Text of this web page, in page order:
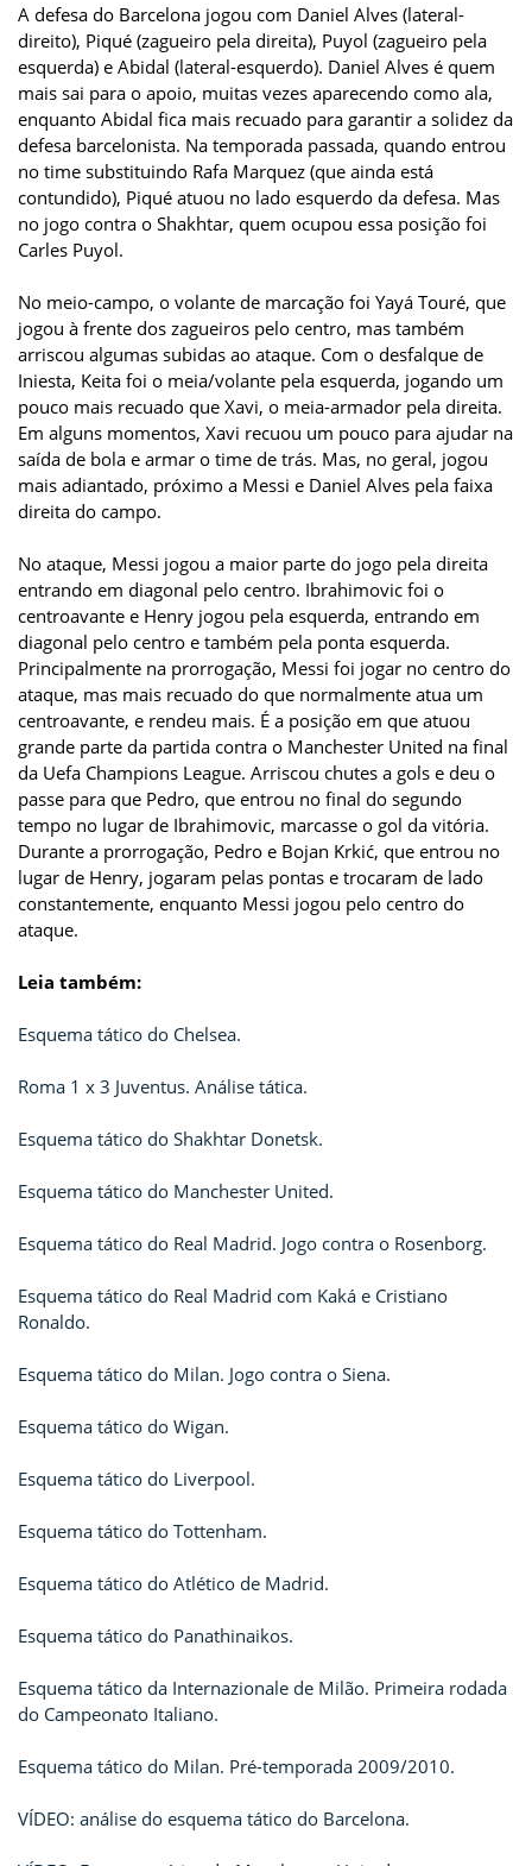
A defesa do Barcelona jogou com Daniel Alves (lateral-
direito), Piqué (zagueiro pela direita), Puyol (zagueiro pela
esquerda) e Abidal (lateral-esquerdo). Daniel Alves é quem
mais sai para o apoio, muitas vezes aparecendo como ala,
enquanto Abidal fica mais recuado para garantir a solidez da
defesa barcelonista. Na temporada passada, quando entrou
no time substituindo Rafa Marquez (que ainda está
contundido), Piqué atuou no lado esquerdo da defesa. Mas
no jogo contra o Shakhtar, quem ocupou essa posição foi
Carles Puyol.
No meio-campo, o volante de marcação foi Yayá Touré, que
jogou à frente dos zagueiros pelo centro, mas também
arriscou algumas subidas ao ataque. Com o desfalque de
Iniesta, Keita foi o meia/volante pela esquerda, jogando um
pouco mais recuado que Xavi, o meia-armador pela direita.
Em alguns momentos, Xavi recuou um pouco para ajudar na
saída de bola e armar o time de trás. Mas, no geral, jogou
mais adiantado, próximo a Messi e Daniel Alves pela faixa
direita do campo.
No ataque, Messi jogou a maior parte do jogo pela direita
entrando em diagonal pelo centro. Ibrahimovic foi o
centroavante e Henry jogou pela esquerda, entrando em
diagonal pelo centro e também pela ponta esquerda.
Principalmente na prorrogação, Messi foi jogar no centro do
ataque, mas mais recuado do que normalmente atua um
centroavante, e rendeu mais. É a posição em que atuou
grande parte da partida contra o Manchester United na final
da Uefa Champions League. Arriscou chutes a gols e deu o
passe para que Pedro, que entrou no final do segundo
tempo no lugar de Ibrahimovic, marcasse o gol da vitória.
Durante a prorrogação, Pedro e Bojan Krkić, que entrou no
lugar de Henry, jogaram pelas pontas e trocaram de lado
constantemente, enquanto Messi jogou pelo centro do
ataque.
Leia também:
Esquema tático do Chelsea.
Roma 1 x 3 Juventus. Análise tática.
Esquema tático do Shakhtar Donetsk.
Esquema tático do Manchester United.
Esquema tático do Real Madrid. Jogo contra o Rosenborg.
Esquema tático do Real Madrid com Kaká e Cristiano
Ronaldo.
Esquema tático do Milan. Jogo contra o Siena.
Esquema tático do Wigan.
Esquema tático do Liverpool.
Esquema tático do Tottenham.
Esquema tático do Atlético de Madrid.
Esquema tático do Panathinaikos.
Esquema tático da Internazionale de Milão. Primeira rodada
do Campeonato Italiano.
Esquema tático do Milan. Pré-temporada 2009/2010.
VÍDEO: análise do esquema tático do Barcelona.